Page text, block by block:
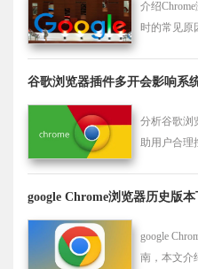
介绍
时的常见原
谷歌浏览器插件多开会影响系
分析谷歌浏
助用户合理
google Chrome浏览器历史版
google
南，本文介